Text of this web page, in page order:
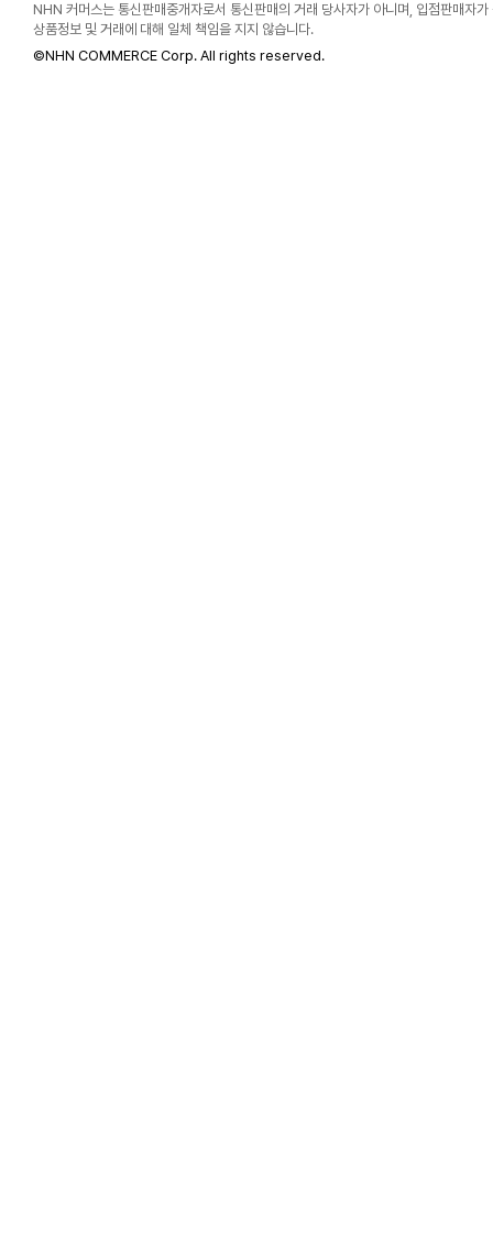
NHN 커머스는 통신판매중개자로서 통신판매의 거래 당사자가 아니며, 입점판매자가
상품정보 및 거래에 대해 일체 책임을 지지 않습니다.
©NHN COMMERCE Corp. All rights reserved.